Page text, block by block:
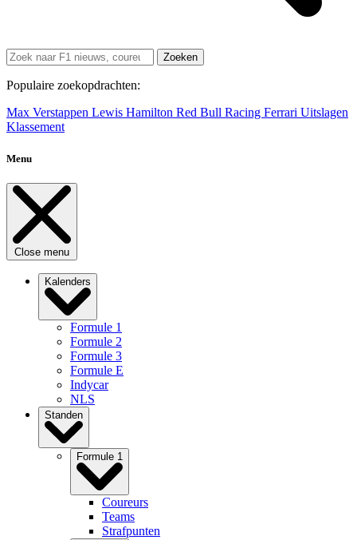
Zoeken
Populaire zoekopdrachten:
Max Verstappen Lewis Hamilton Red Bull Racing Ferrari Uitslagen
Klassement
Menu
Close menu
Kalenders
Formule 1
Formule 2
Formule 3
Formule E
Indycar
NLS
Standen
Formule 1
Coureurs
Teams
Strafpunten